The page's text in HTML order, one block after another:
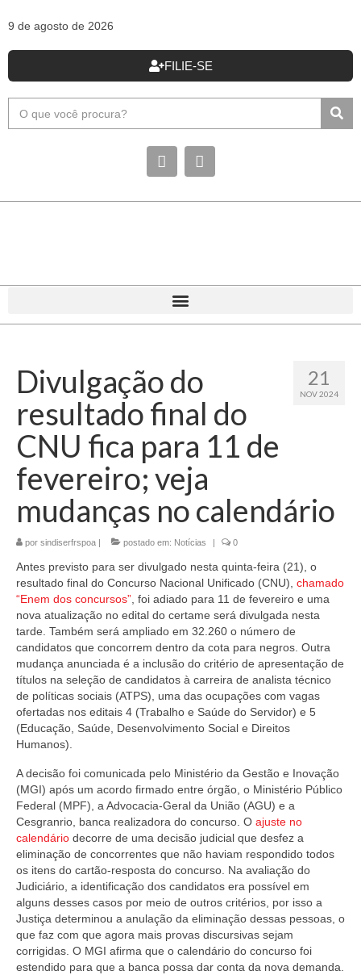
9 de agosto de 2026
FILIE-SE
21
NOV 2024
Divulgação do
resultado final do
CNU fica para 11 de
fevereiro; veja
mudanças no calendário
por sindiserfrspoa | postado em: Notícias | 0
Antes previsto para ser divulgado nesta quinta-feira (21), o
resultado final do Concurso Nacional Unificado (CNU), chamado
“Enem dos concursos” , foi adiado para 11 de fevereiro e uma
nova atualização no edital do certame será divulgada nesta
tarde. Também será ampliado em 32.260 o número de
candidatos que concorrem dentro da cota para negros. Outra
mudança anunciada é a inclusão do critério de apresentação de
títulos na seleção de candidatos à carreira de analista técnico
de políticas sociais (ATPS), uma das ocupações com vagas
ofertadas nos editais 4 (Trabalho e Saúde do Servidor) e 5
(Educação, Saúde, Desenvolvimento Social e Direitos
Humanos).
A decisão foi comunicada pelo Ministério da Gestão e Inovação
(MGI) após um acordo firmado entre órgão, o Ministério Público
Federal (MPF), a Advocacia-Geral da União (AGU) e a
Cesgranrio, banca realizadora do concurso. O ajuste no
calendário decorre de uma decisão judicial que desfez a
eliminação de concorrentes que não haviam respondido todos
os itens do cartão-resposta do concurso. Na avaliação do
Judiciário, a identificação dos candidatos era possível em
alguns desses casos por meio de outros critérios, por isso a
Justiça determinou a anulação da eliminação dessas pessoas, o
que faz com que agora mais provas discursivas sejam
corrigidas. O MGI afirma que o calendário do concurso foi
estendido para que a banca possa dar conta da nova demanda.